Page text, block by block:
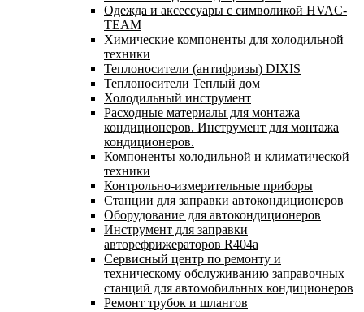
Одежда и аксессуары с символикой HVAC-
TEAM
Химические компоненты для холодильной
техники
Теплоносители (антифризы) DIXIS
Теплоносители Теплый дом
Холодильный инструмент
Расходные материалы для монтажа
кондиционеров. Инструмент для монтажа
кондиционеров.
Компоненты холодильной и климатической
техники
Контрольно-измерительные приборы
Станции для заправки автокондиционеров
Оборудование для автокондиционеров
Инструмент для заправки
авторефрижераторов R404a
Сервисный центр по ремонту и
техническому обслуживанию заправочных
станций для автомобильных кондиционеров
Ремонт трубок и шлангов